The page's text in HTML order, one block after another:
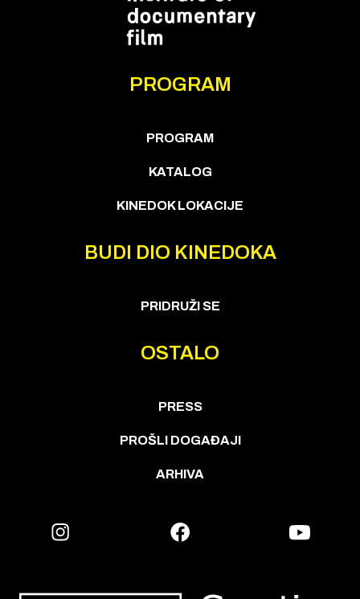
PROGRAM
PROGRAM
KATALOG
KINEDOK LOKACIJE
BUDI DIO KINEDOKA
PRIDRUŽI SE
OSTALO
PRESS
PROŠLI DOGAĐAJI
ARHIVA